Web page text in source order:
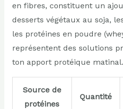
en fibres, constituent un
desserts végétaux au soja,
les protéines en poudre
représentent des solutions
ton apport protéique matinal.
Source de
protéines
Quantité